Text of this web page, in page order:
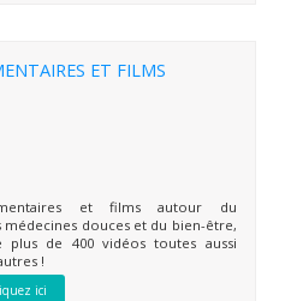
ET FILMS
et films autour du
douces et du bien-être,
de 400 vidéos toutes aussi
!
ici